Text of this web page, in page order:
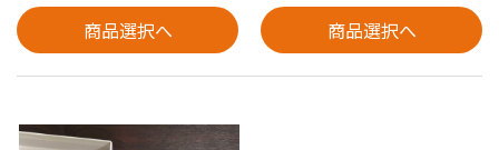
商品選択へ 商品選択へ